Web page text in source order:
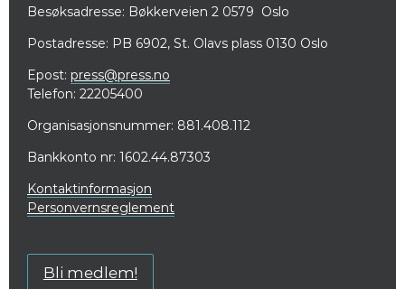
Besøksadresse: Bøkkerveien 2 0579 Oslo
Postadresse: PB 6902, St. Olavs plass 0130 Oslo
Epost: press@press.no
Telefon: 22205400
Organisasjonsnummer: 881.408.112
Bankkonto nr: 1602.44.87303
Kontaktinformasjon
Personvernsreglement
Bli medlem!